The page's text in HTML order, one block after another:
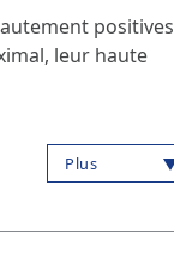
positives
leur haute
Plus